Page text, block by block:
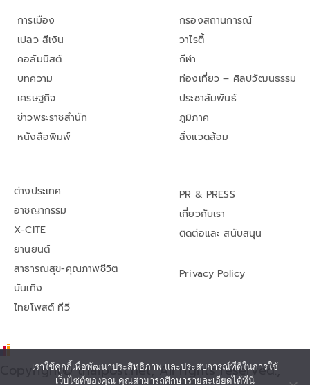
การเมือง
เปลว สีเงิน
คอลัมนิสต์
บทความ
เศรษฐกิจ
ข่าวพระราชสำนัก
หนังสือพิมพ์
กรองสถานการณ์
วาไรตี้
กีฬา
ท่องเที่ยว – ศิลปวัฒนธรรม
ประชาสัมพันธ์
ภูมิภาค
สิ่งแวดล้อม
ต่างประเทศ
อาชญากรรม
X-CITE
ยานยนต์
สาธารณสุข-คุณภาพชีวิต
บันเทิง
ไทยโพสต์ ทีวี
PR & PRESS
เกี่ยวกับเรา
ติดต่อและ สนับสนุน
Privacy Policy
Copyright© thaipost.net, All rights reserved.,
เราใช้คุกกี้เพื่อพัฒนาประสิทธิภาพ และประสบการณ์ที่ดีในการใช้
เว็บไซต์ของคุณ คุณสามารถศึกษารายละเอียดได้ที่นี่